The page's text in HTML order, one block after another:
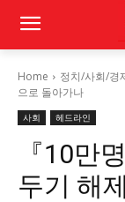
Home 정치/사회/경
으로 돌아가나
사회 헤드라인
『10만
두기 해